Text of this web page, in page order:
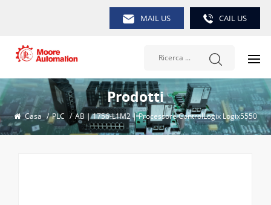
MAIL US CAIL US
Prodotti
Casa / PLC / AB | 1756-L1M2 | Processore ControlLogix Logix5550